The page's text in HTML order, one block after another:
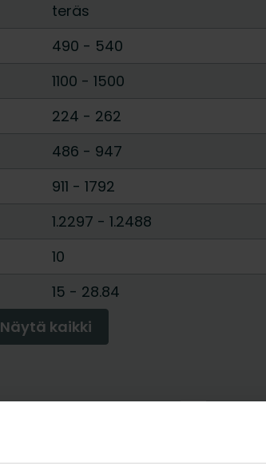
teräs
490 - 540
1100 - 1500
224 - 262
486 - 947
911 - 1792
1.2297 - 1.2488
10
15 - 28.84
Näytä kaikki